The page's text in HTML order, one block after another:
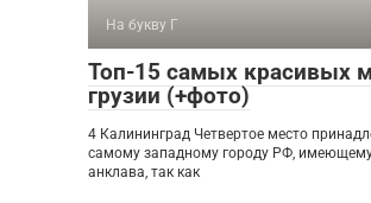
На букву Г
Топ-15 самых красивых
грузии (+фото)
4 Калининград Четвертое место
самому западному городу РФ, имеющему
анклава, так как